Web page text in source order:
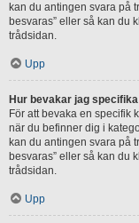
kan du antingen svara på
besvaras” eller så kan du
trådsidan.
Upp
Hur bevakar jag
För att bevaka en specifik
när du befinner dig i
kan du antingen svara på
besvaras” eller så kan du
trådsidan.
Upp